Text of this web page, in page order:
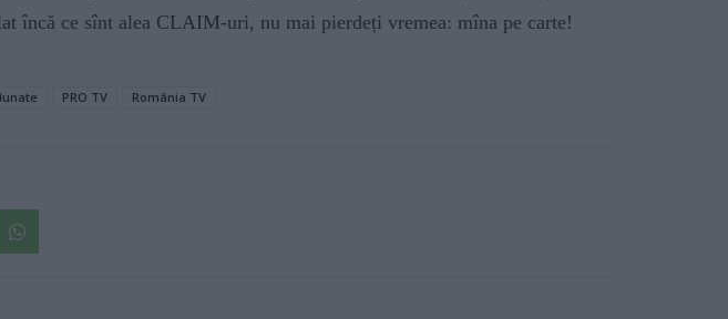
încă ce sînt alea CLAIM-uri, nu mai pierdeți vremea: mîna pe carte!
PRO TV România TV